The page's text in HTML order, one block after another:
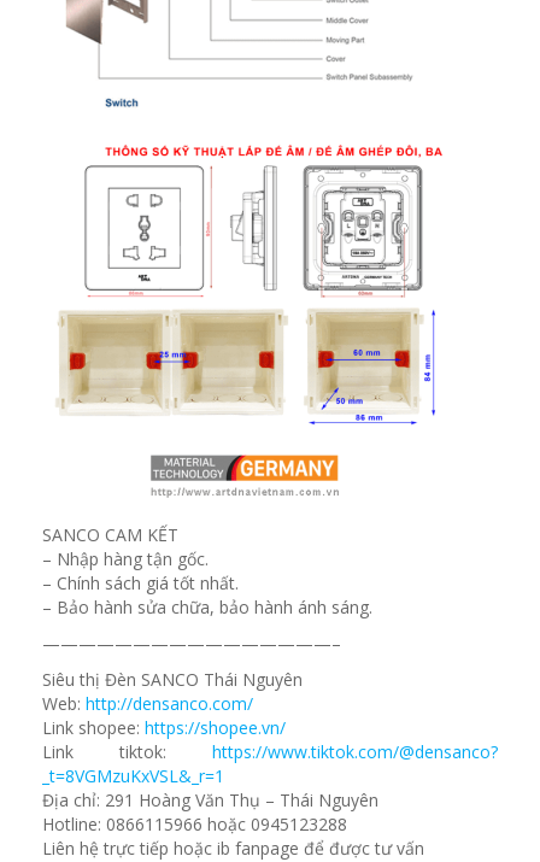
SANCO CAM KẾT
– Nhập hàng tận gốc.
– Chính sách giá tốt nhất.
– Bảo hành sửa chữa, bảo hành ánh sáng.
————————————————–
Siêu thị Đèn SANCO Thái Nguyên
Web: http://densanco.com/
Link shopee: https://shopee.vn/
Link tiktok: https://www.tiktok.com/@densanco?
_t=8VGMzuKxVSL&_r=1
Địa chỉ: 291 Hoàng Văn Thụ – Thái Nguyên
Hotline: 0866115966 hoặc 0945123288
Liên hệ trực tiếp hoặc ib fanpage để được tư vấn